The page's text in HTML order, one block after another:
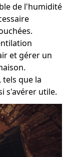
de l'humidité
et gérer un
que la
s'avérer utile.